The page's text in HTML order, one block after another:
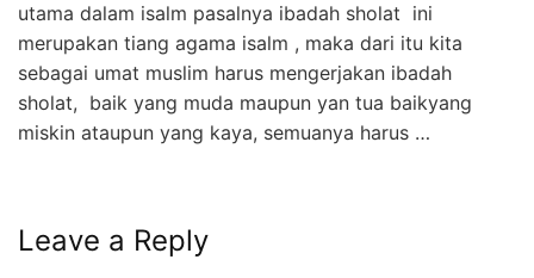
utama dalam isalm pasalnya ibadah sholat ini
merupakan tiang agama isalm , maka dari itu kita
sebagai umat muslim harus mengerjakan ibadah
sholat, baik yang muda maupun yan tua baikyang
miskin ataupun yang kaya, semuanya harus …
Leave a Reply